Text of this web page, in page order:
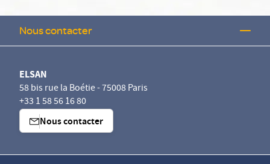
Nous contacter
ELSAN
58 bis rue la Boétie - 75008 Paris
+33 1 58 56 16 80
Nous contacter